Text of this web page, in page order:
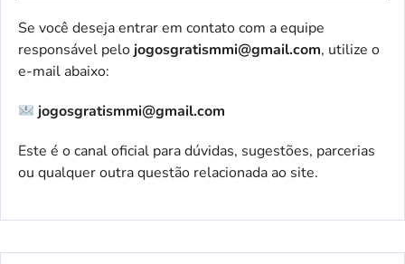
Se você deseja entrar em contato com a equipe
responsável pelo jogosgratismmi@gmail.com, utilize o
e-mail abaixo:
jogosgratismmi@gmail.com
Este é o canal oficial para dúvidas, sugestões, parcerias
ou qualquer outra questão relacionada ao site.